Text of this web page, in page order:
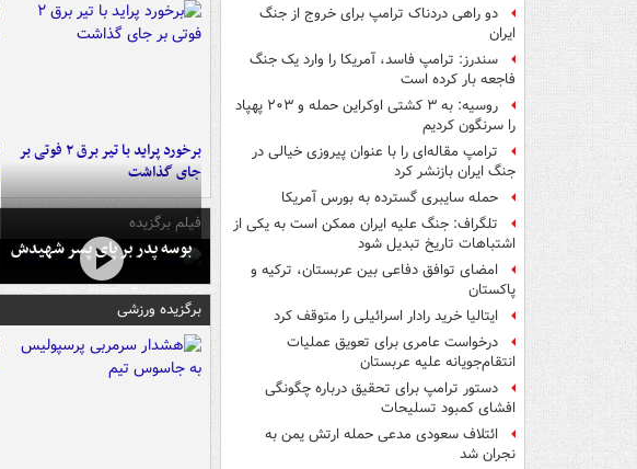
دو راهی دردناک ترامپ برای خروج از جنگ
ایران
سندرز: ترامپ فاسد، آمریکا را وارد یک جنگ
فاجعه بار کرده است
روسیه: به ۳ کشتی اوکراین حمله و ۲۰۳ پهپاد
را سرنگون کردیم
ترامپ مقاله‌ای را با عنوان پیروزی خیالی در
جنگ ایران بازنشر کرد
حمله سایبری گسترده به بورس آمریکا
تلگراف: جنگ علیه ایران ممکن است به یکی از
اشتباهات تاریخ تبدیل شود
امضای توافق دفاعی بین عربستان، ترکیه و
پاکستان
ایتالیا خرید رادار اسرائیلی را متوقف کرد
درخواست عامری برای تعویق عملیات
انتقام‌جویانه علیه عربستان
دستور ترامپ برای تحقیق درباره چگونگی
افشای کمبود تسلیحات
ائتلاف سعودی مدعی حمله ارتش یمن به
نجران شد
برخورد پراید با تیر برق ۲ فوتی بر
جای گذاشت
فیلم برگزیده
بوسه‌ پدر بر پای پسر شهیدش
برگزیده ورزشی